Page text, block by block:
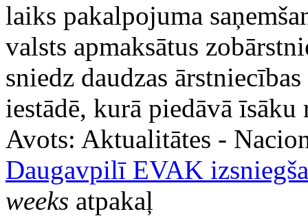
laiks pakalpojuma
valsts apmaksātus
sniedz daudzas
iestādē, kurā piedāvā īsāku
Avots: Aktualitātes -
Daugavpilī EVAK
weeks atpakaļ